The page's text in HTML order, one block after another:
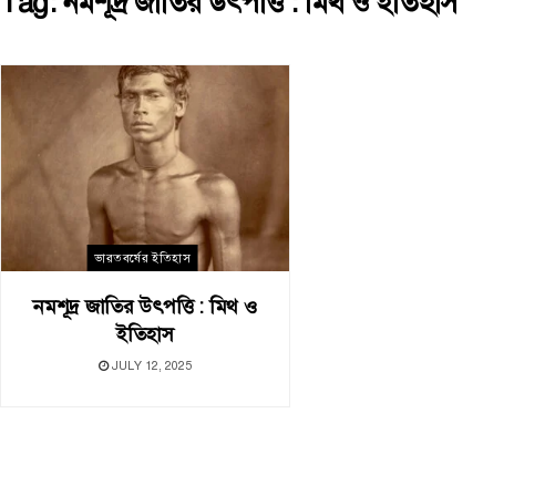
ভারতবর্ষের ইতিহাস
নমশূদ্র জাতির উৎপত্তি : মিথ ও
ইতিহাস
JULY 12, 2025